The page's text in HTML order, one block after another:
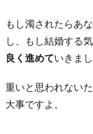
もし濁されたらあ
し、もし結婚する
良く進めていきまし
重いと思われない
大事ですよ。